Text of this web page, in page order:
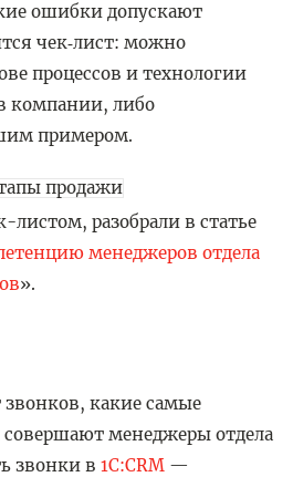
ошибки допускают
чек‑лист: можно
процессов и технологии
компании, либо
примером.
листом, разобрали в статье
менеджеров отдела
».
звонков, какие самые
менеджеры отдела
звонки в 1C:CRM —